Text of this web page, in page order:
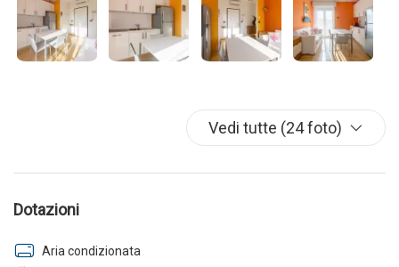
invitiamo pertanto a contattarci direttamente tramite email o
telefono. Nel caso in cui l’agenzia decida di cancellare la
prenotazione ne il cliente ne l’agenzia sarà soggetta a
Vedi tutte (24 foto)
Dotazioni
Aria condizionata